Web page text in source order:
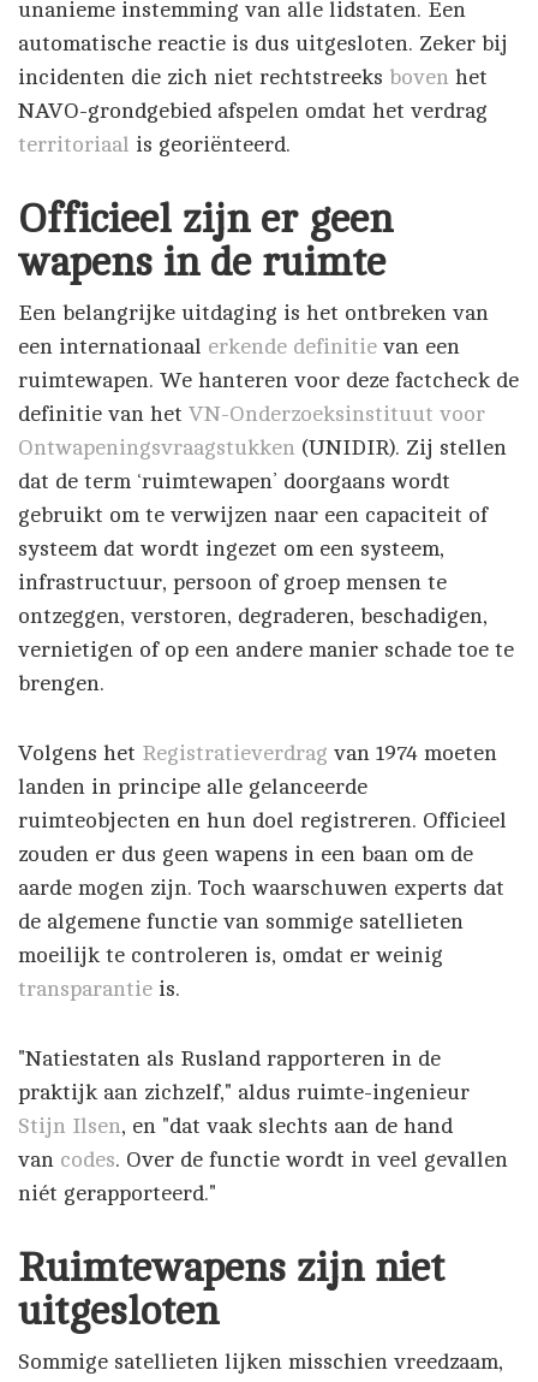
unanieme instemming van alle lidstaten. Een
automatische reactie is dus uitgesloten. Zeker bij
incidenten die zich niet rechtstreeks boven het
NAVO-grondgebied afspelen omdat het verdrag
territoriaal is georiënteerd.
Officieel zijn er geen
wapens in de ruimte
Een belangrijke uitdaging is het ontbreken van
een internationaal erkende definitie van een
ruimtewapen. We hanteren voor deze factcheck de
definitie van het VN-Onderzoeksinstituut voor
Ontwapeningsvraagstukken (UNIDIR). Zij stellen
dat de term ‘ruimtewapen’ doorgaans wordt
gebruikt om te verwijzen naar een capaciteit of
systeem dat wordt ingezet om een systeem,
infrastructuur, persoon of groep mensen te
ontzeggen, verstoren, degraderen, beschadigen,
vernietigen of op een andere manier schade toe te
brengen.
Volgens het Registratieverdrag van 1974 moeten
landen in principe alle gelanceerde
ruimteobjecten en hun doel registreren. Officieel
zouden er dus geen wapens in een baan om de
aarde mogen zijn. Toch waarschuwen experts dat
de algemene functie van sommige satellieten
moeilijk te controleren is, omdat er weinig
transparantie is.
"Natiestaten als Rusland rapporteren in de
praktijk aan zichzelf," aldus ruimte-ingenieur
Stijn Ilsen, en "dat vaak slechts aan de hand
van codes. Over de functie wordt in veel gevallen
niét gerapporteerd."
Ruimtewapens zijn niet
uitgesloten
Sommige satellieten lijken misschien vreedzaam,